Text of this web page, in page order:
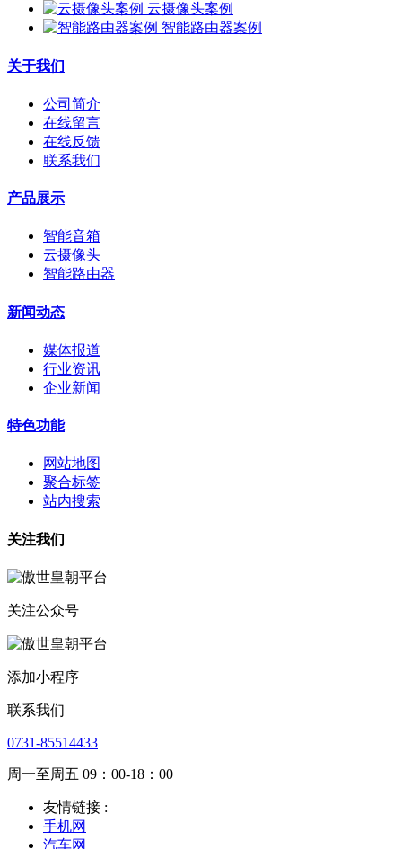
云摄像头案例
智能路由器案例
关于我们
公司简介
在线留言
在线反馈
联系我们
产品展示
智能音箱
云摄像头
智能路由器
新闻动态
媒体报道
行业资讯
企业新闻
特色功能
网站地图
聚合标签
站内搜索
关注我们
关注公众号
添加小程序
联系我们
0731-85514433
周一至周五 09：00-18：00
友情链接 :
手机网
汽车网